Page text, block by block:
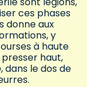
ces phases
donne aux
y
à haute
haut,
dans le dos de